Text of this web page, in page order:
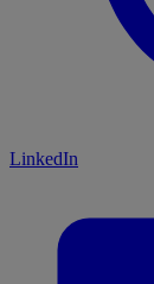
LinkedIn